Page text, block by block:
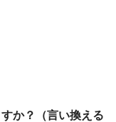
か？（言い換える